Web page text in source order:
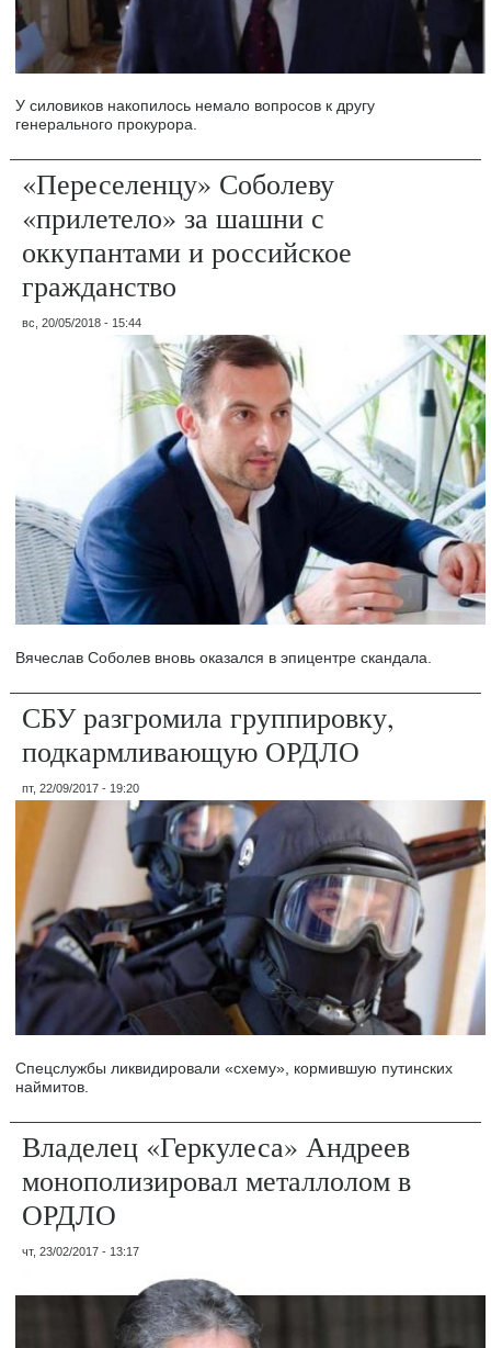
У силовиков накопилось немало вопросов к другу
генерального прокурора.
«Переселенцу» Соболеву
«прилетело» за шашни с
оккупантами и российское
гражданство
вс, 20/05/2018 - 15:44
Вячеслав Соболев вновь оказался в эпицентре скандала.
СБУ разгромила группировку,
подкармливающую ОРДЛО
пт, 22/09/2017 - 19:20
Спецслужбы ликвидировали «схему», кормившую путинских
наймитов.
Владелец «Геркулеса» Андреев
монополизировал металлолом в
ОРДЛО
чт, 23/02/2017 - 13:17